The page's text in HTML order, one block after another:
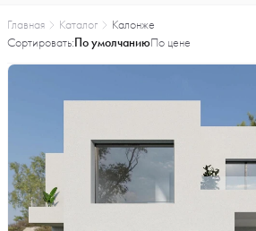
Главная Каталог
Калонже
Сортировать:По умолчаниюПо цене